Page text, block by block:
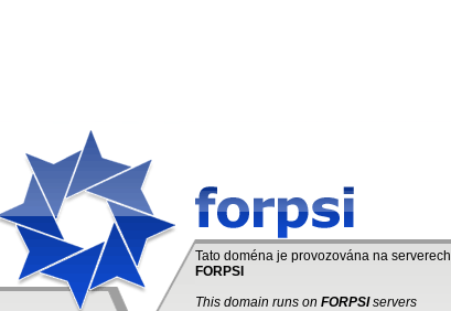
Tato doména je provozována na serverech
FORPSI
This domain runs on FORPSIservers